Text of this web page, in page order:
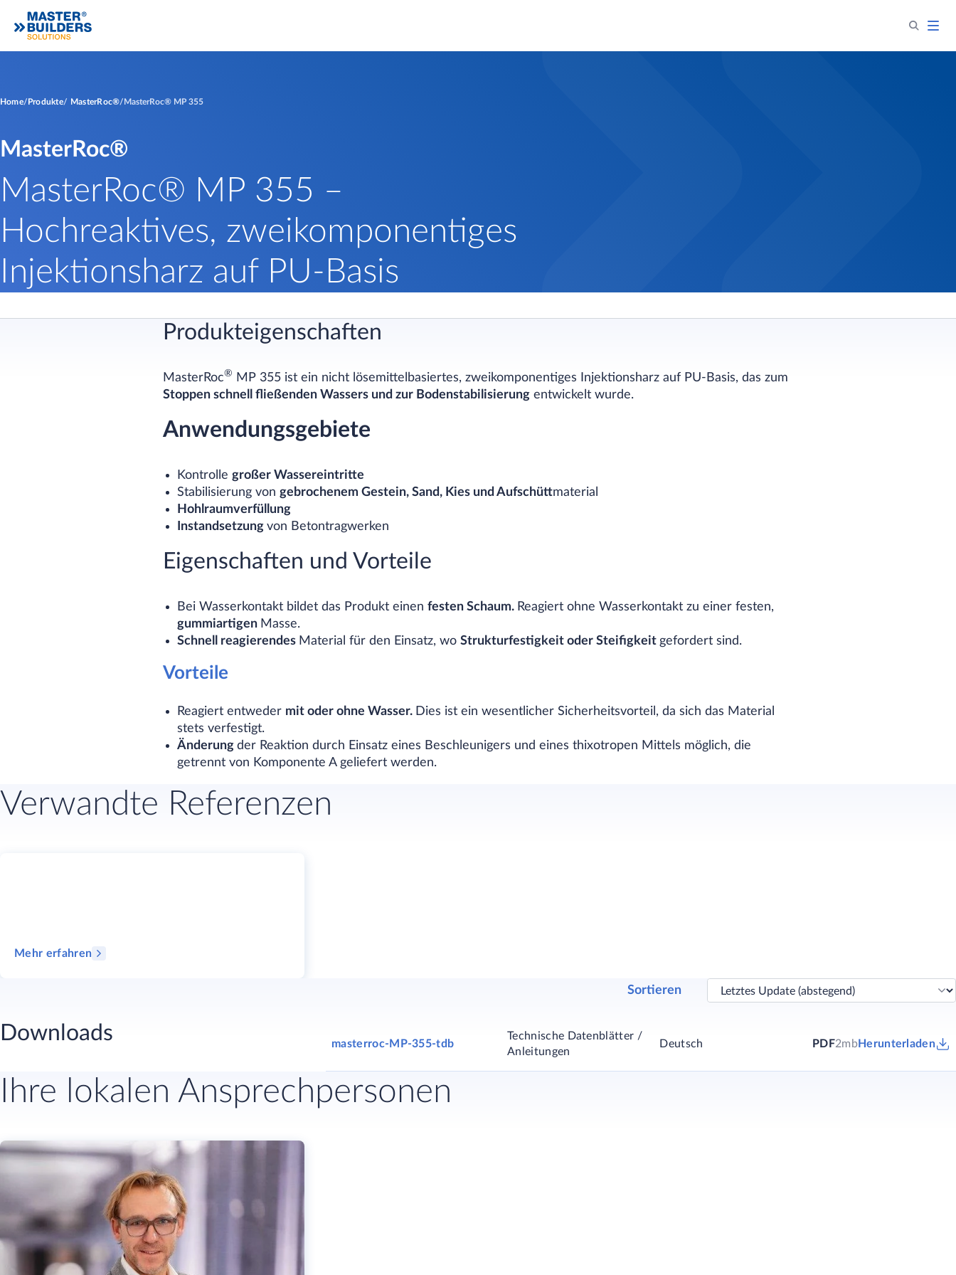
Home Produkte MasterRoc® MasterRoc® MP 355
MasterRoc®
MasterRoc® MP 355 –
Hochreaktives, zweikomponentiges
Injektionsharz auf PU-Basis
Produkteigenschaften
MasterRoc®
MP 355 ist ein nicht lösemittelbasiertes, zweikomponentiges Injektionsharz auf PU-Basis, das zum
Stoppen schnell fließenden Wassers und zur Bodenstabilisierung entwickelt wurde.
Anwendungsgebiete
Kontrollegroßer Wassereintritte
Stabilisierung vongebrochenem Gestein, Sand, Kies und Aufschüttmaterial
Hohlraumverfüllung
Instandsetzungvon Betontragwerken
Eigenschaften und Vorteile
Bei Wasserkontakt bildet das Produkt einenfesten Schaum. Reagiert ohne Wasserkontakt zu einer festen,
gummiartigen Masse.
Schnell reagierendes Material für den Einsatz, woStrukturfestigkeit oder Steifigkeit gefordert sind.
Vorteile
Reagiert entweder mit oder ohne Wasser. Dies ist ein wesentlicher Sicherheitsvorteil, da sich das Material
stets verfestigt.
Änderungder Reaktion durch Einsatz eines Beschleunigers und eines thixotropen Mittels möglich, die
getrennt von Komponente A geliefert werden.
Verwandte Referenzen
Mehr erfahren
Sortieren
Downloads masterroc-MP-355-tdb
Technische Datenblätter /
Anleitungen
Deutsch PDF2mbHerunterladen
Ihre lokalen Ansprechpersonen